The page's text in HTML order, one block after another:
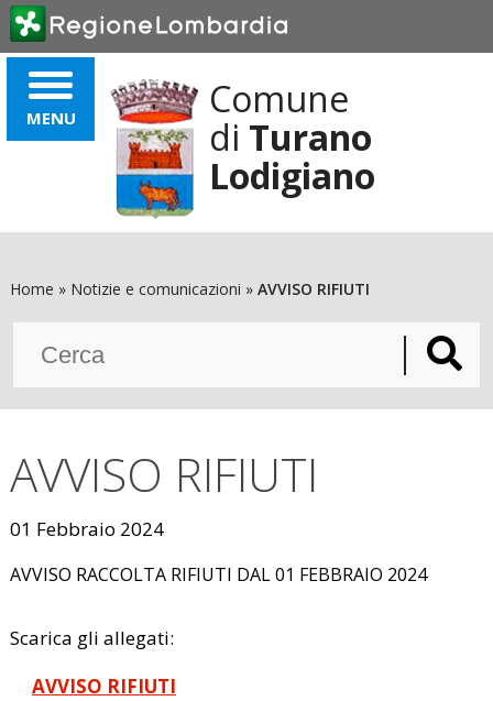
MENU
Comune
di Turano
Lodigiano
Home » Notizie e comunicazioni » AVVISO RIFIUTI
AVVISO RIFIUTI
01 Febbraio 2024
AVVISO RACCOLTA RIFIUTI DAL 01 FEBBRAIO 2024
Scarica gli allegati:
AVVISO RIFIUTI